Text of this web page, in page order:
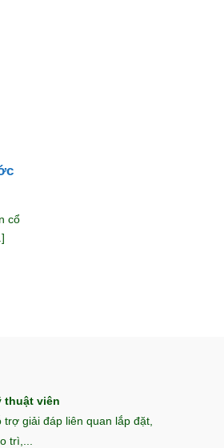
cổ
thuật viên
trợ giải đáp liên quan lắp đặt,
trì,...